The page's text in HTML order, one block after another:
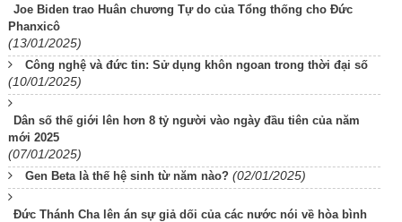
Joe Biden trao Huân chương Tự do của Tổng thống cho Đức
Phanxicô
(13/01/2025)
Công nghệ và đức tin: Sử dụng khôn ngoan trong thời đại số
(10/01/2025)
Dân số thế giới lên hơn 8 tỷ người vào ngày đầu tiên của năm
mới 2025
(07/01/2025)
Gen Beta là thế hệ sinh từ năm nào? (02/01/2025)
Đức Thánh Cha lên án sự giả dối của các nước nói về hòa bình